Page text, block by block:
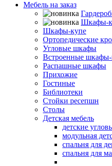
Мебель на заказ
Шкафы-
Шкафы-купе
Ортопедические
Угловые шкафы
Встроенные шкафы-
Распашные шкафы
Прихожие
Гостиные
Библиотеки
Стойки ресепшн
Столы
Детская мебель
детские
модульная
спальня для
спальня для